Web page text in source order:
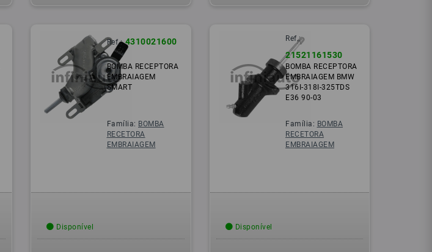
Ref.: 4310021600
BOMBA RECEPTORA
EMBRAIAGEM
SMART
Família: BOMBA
RECETORA
EMBRAIAGEM
Disponível
Ref.:
21521161530
BOMBA RECEPTORA
EMBRAIAGEM BMW
316I-318I-325TDS
E36 90-03
Família: BOMBA
RECETORA
EMBRAIAGEM
Disponível